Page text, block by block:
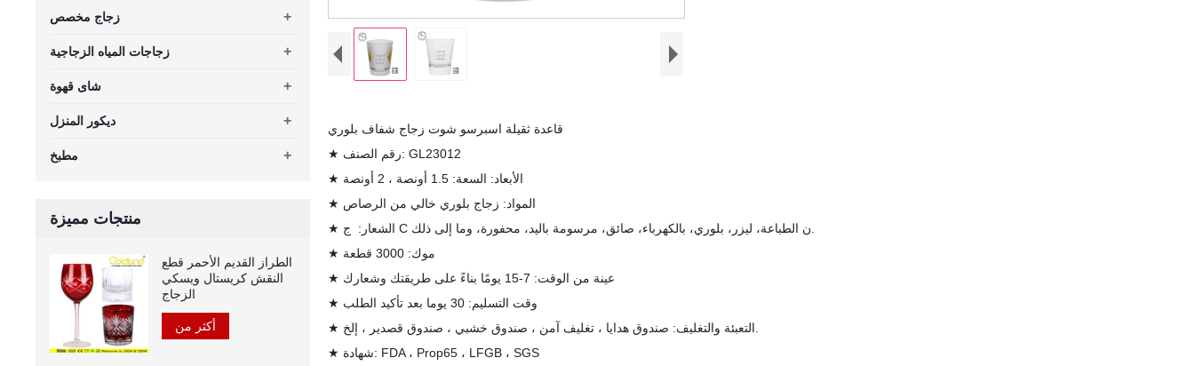
قاعدة ثقيلة اسبرسو شوت زجاج شفاف بلوري
★ رقم الصنف: GL23012
★ الأبعاد: السعة: 1.5 أونصة ، 2 أونصة
★ المواد: زجاج بلوري خالي من الرصاص
★
الشعار: ج
C ن الطباعة، ليزر، بلوري، بالكهرباء، صائق، مرسومة باليد، محفورة، وما إلى ذلك.
★
موك: 3000 قطعة
★ وقت التسليم: 30 يوما بعد تأكيد الطلب
★
★
شهادة: FDA ، Prop65 ، LFGB ، SGS
+ زجاج مخصص
+ زجاجات المياه الزجاجية
+ شاى قهوة
+ ديكور المنزل
+ مطبخ
منتجات مميزة
الطراز القديم الأحمر قطع
النقش كريستال ويسكي
الزجاج
أكثر من